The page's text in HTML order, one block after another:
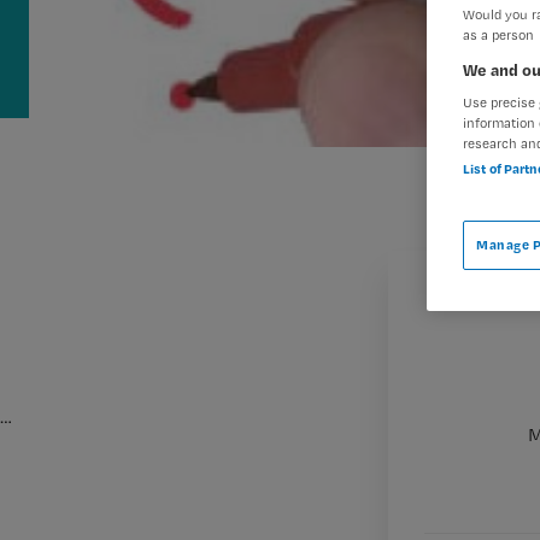
…
Would you
as a person
We and
Use
information
research
List of
Manage